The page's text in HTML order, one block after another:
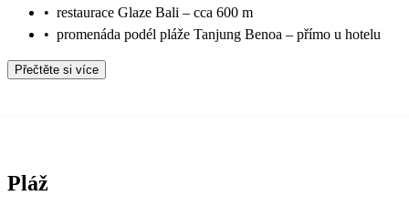
• restaurace Glaze Bali – cca 600 m
• promenáda podél pláže Tanjung Benoa – přímo u hotelu
Přečtěte si více
Pláž